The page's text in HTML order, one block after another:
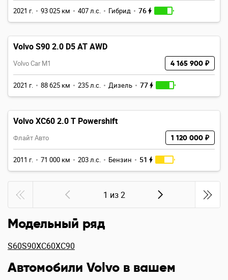
2021 г. 93 025 км 407 л.с. Гибрид 76
Volvo S90 2.0 D5 AT AWD
Volvo Car M1 4 165 900 ₽
2021 г. 88 625 км 235 л.с. Дизель 77
Volvo XC60 2.0 T Powershift
Флайт Авто 1 120 000 ₽
2011 г. 71 000 км 203 л.с. Бензин 51
1 из 2
Модельный ряд
S60S90XC60XC90
Автомобили Volvo в вашем